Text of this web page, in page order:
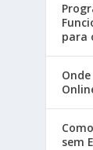
para
sem